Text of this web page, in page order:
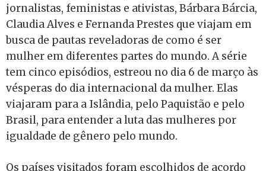
jornalistas, feministas e ativistas, Bárbara Bárcia,
Claudia Alves e Fernanda Prestes que viajam em
busca de pautas reveladoras de como é ser
mulher em diferentes partes do mundo. A série
tem cinco episódios, estreou no dia 6 de março às
vésperas do dia internacional da mulher. Elas
viajaram para a Islândia, pelo Paquistão e pelo
Brasil, para entender a luta das mulheres por
igualdade de gênero pelo mundo.
Os países visitados foram escolhidos de acordo